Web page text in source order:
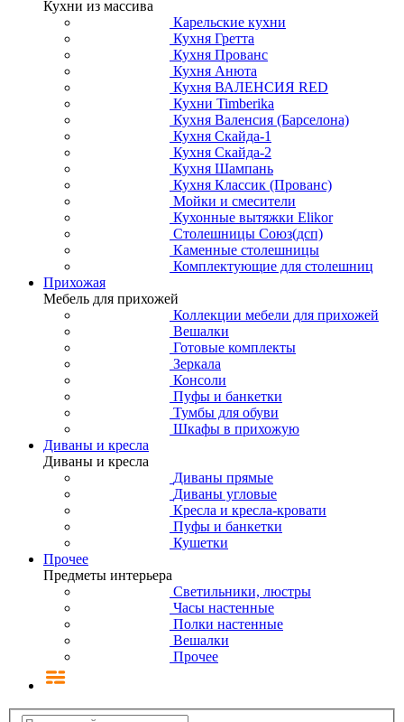
Кухни из массива
Карельские кухни
Кухня Гретта
Кухня Прованс
Кухня Анюта
Кухня ВАЛЕНСИЯ RED
Кухни Timberika
Кухня Валенсия (Барселона)
Кухня Скайда-1
Кухня Скайда-2
Кухня Шампань
Кухня Классик (Прованс)
Мойки и смесители
Кухонные вытяжки Elikor
Столешницы Союз(дсп)
Каменные столешницы
Комплектующие для столешниц
Прихожая
Мебель для прихожей
Коллекции мебели для прихожей
Вешалки
Готовые комплекты
Зеркала
Консоли
Пуфы и банкетки
Тумбы для обуви
Шкафы в прихожую
Диваны и кресла
Диваны и кресла
Диваны прямые
Диваны угловые
Кресла и кресла-кровати
Пуфы и банкетки
Кушетки
Прочее
Предметы интерьера
Светильники, люстры
Часы настенные
Полки настенные
Вешалки
Прочее